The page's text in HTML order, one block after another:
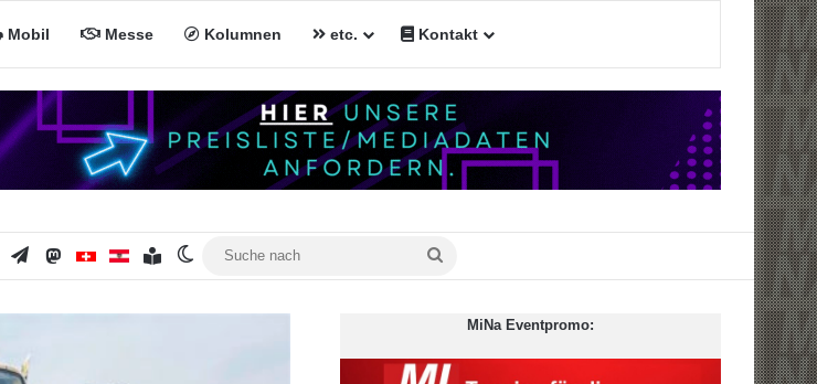
Mobil Messe Kolumnen etc. Kontakt
YouTubeTelegramMastodonMiNa CHMiNa ATInhaltsverzeichnis
Skin umschalten
MiNa Eventpromo: